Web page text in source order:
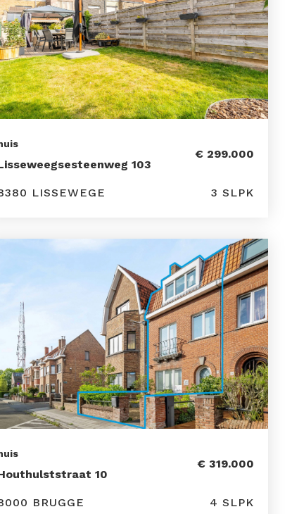
103
€ 299.000
LISSEWEGE 3 SLPK
10
€ 319.000
BRUGGE 4 SLPK